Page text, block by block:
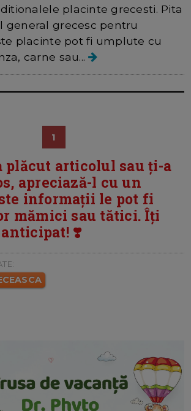
placinte grecesti. Pita
general grecesc pentru
placinte pot fi umplute cu
carne sau...
1
plăcut articolul sau ți-a
apreciază-l cu un
informații le pot fi
mămici sau tătici. Îți
❣️